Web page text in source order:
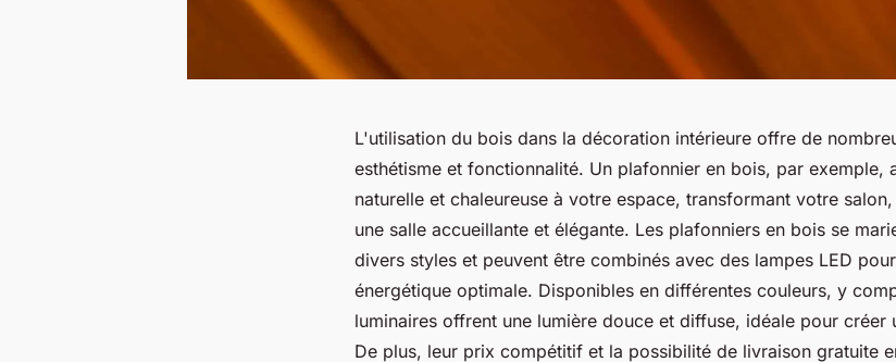
L'utilisation du bois dans la décoration intérieure offre de
esthétisme et fonctionnalité. Un plafonnier en bois, par exemple,
naturelle et chaleureuse à votre espace, transformant votre
une salle accueillante et élégante. Les plafonniers en bois se
divers styles et peuvent être combinés avec des lampes LED
énergétique optimale. Disponibles en différentes couleurs, y
luminaires offrent une lumière douce et diffuse, idéale pour créer
De plus, leur prix compétitif et la possibilité de livraison gratuite